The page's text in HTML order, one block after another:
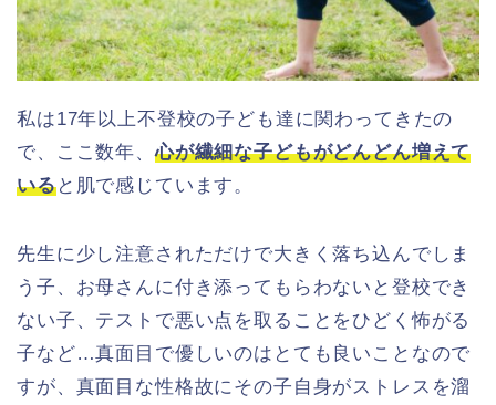
私は17年以上不登校の子ども達に関わってきたの
で、ここ数年、心が繊細な子どもがどんどん増えて
いると肌で感じています。
先生に少し注意されただけで大きく落ち込んでしま
う子、お母さんに付き添ってもらわないと登校でき
ない子、テストで悪い点を取ることをひどく怖がる
子など…真面目で優しいのはとても良いことなので
すが、真面目な性格故にその子自身がストレスを溜